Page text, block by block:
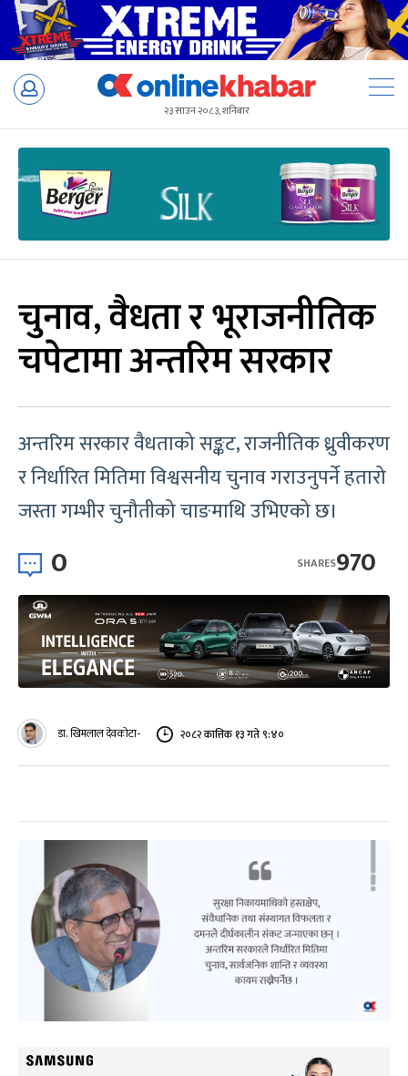
Skip
२३ साउन २०८३, शनिबार
चुनाव, वैधता र भूराजनीतिक
चपेटामा अन्तरिम सरकार
अन्तरिम सरकार वैधताको सङ्कट, राजनीतिक ध्रुवीकरण
र निर्धारित मितिमा विश्वसनीय चुनाव गराउनुपर्ने हतारो
जस्ता गम्भीर चुनौतीको चाङमाथि उभिएको छ।
0 970
SHARES
डा. खिमलाल देवकोटा- २०८२ कात्तिक १३ गते ९:४०